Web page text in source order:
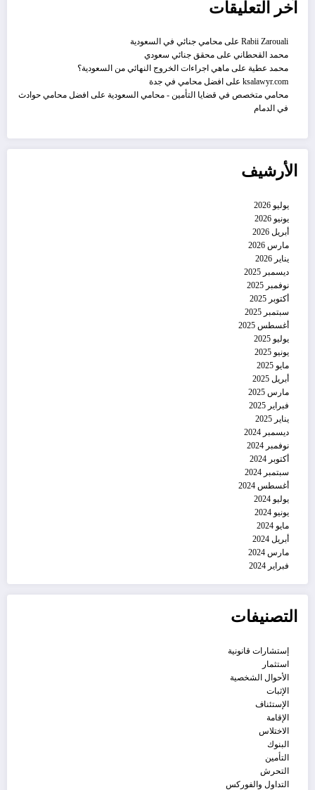
آخر التعليقات
Rabii Zarouali علىمحامي جنائي في السعودية
محمد القحطاني علىمحقق جنائي سعودي
محمد عطية علىماهي اجراءات الخروج النهائي من السعودية؟
ksalawyr.com على افضل محامي في جدة
محامي متخصص في قضايا التأمين - محامي السعودية على افضل محامي حوادث
في الدمام
الأرشيف
يوليو 2026
يونيو 2026
أبريل 2026
مارس 2026
يناير 2026
ديسمبر 2025
نوفمبر 2025
أكتوبر 2025
سبتمبر 2025
أغسطس 2025
يوليو 2025
يونيو 2025
مايو 2025
أبريل 2025
مارس 2025
فبراير 2025
يناير 2025
ديسمبر 2024
نوفمبر 2024
أكتوبر 2024
سبتمبر 2024
أغسطس 2024
يوليو 2024
يونيو 2024
مايو 2024
أبريل 2024
مارس 2024
فبراير 2024
التصنيفات
إستشارات قانونية
استثمار
الأحوال الشخصية
الإثبات
الإستئناف
الإقامة
الاختلاس
البنوك
التأمين
التحرش
التداول والفوركس